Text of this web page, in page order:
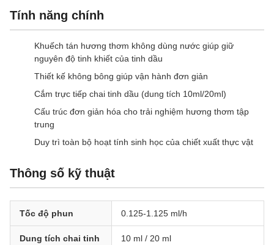
Tính năng chính
Khuếch tán hương thơm không dùng nước giúp giữ
nguyên độ tinh khiết của tinh dầu
Thiết kế không bông giúp vận hành đơn giản
Cắm trực tiếp chai tinh dầu (dung tích 10ml/20ml)
Cấu trúc đơn giản hóa cho trải nghiệm hương thơm tập
trung
Duy trì toàn bộ hoạt tính sinh học của chiết xuất thực vật
Thông số kỹ thuật
Tốc độ phun 0.125-1.125 ml/h
Dung tích chai tinh
10 ml / 20 ml